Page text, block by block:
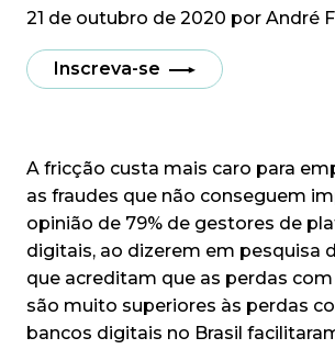
21 de outubro de 2020 por André
Inscreva-se
A fricção custa mais caro para
as fraudes que não conseguem
opinião de 79% de gestores de
digitais, ao dizerem em pesquisa
que acreditam que as perdas com
são muito superiores às perdas
bancos digitais no Brasil